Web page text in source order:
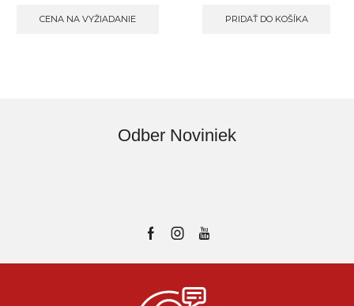
CENA NA VYŽIADANIE PRIDAŤ DO KOŠÍKA
Odber Noviniek